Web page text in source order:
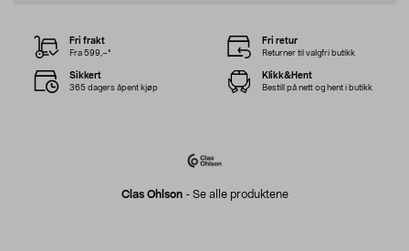
Clas Ohlson- Se alle produktene
Fri frakt
Fra 599,–*
Fri retur
Returner til valgfri butikk
Sikkert
365 dagers åpent kjøp
Klikk&Hent
Bestill på nett og hent i butikk